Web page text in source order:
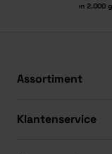
Boven 2.000
Assortiment
Klantenservice